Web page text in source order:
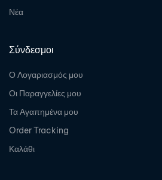
Νέα
Σύνδεσμοι
Ο Λογαριασμός μου
Οι Παραγγελίες μου
Τα Αγαπημένα μου
Order Tracking
Καλάθι